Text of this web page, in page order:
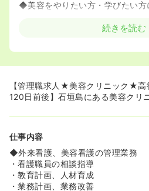
◆美容をやりたい方・学びたい方
≪ママさんナースにもおすすめ♪≫
ライフスタイルには理解がござい
◆産休育休実績もあり、急なお休
だけます！
≪お休みが多いです♪≫
◆また美容をやっているクリニッ
休みです！
続きを読む
【管理職求人★美容クリニック★
120日前後】石垣島にある美容クリ
仕事内容
◆外来看護、美容看護の管理業務
・看護職員の相談指導
・教育計画、人材育成
・業務計画、業務改善